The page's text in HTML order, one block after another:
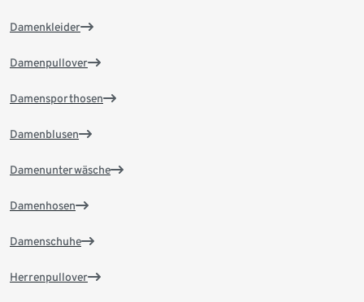
Damenkleider
Damenpullover
Damensporthosen
Damenblusen
Damenunterwäsche
Damenhosen
Damenschuhe
Herrenpullover